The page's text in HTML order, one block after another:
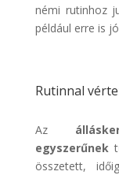
némi rutinhoz
például erre is
Rutinnal
Az
egyszerűnek
összetett,